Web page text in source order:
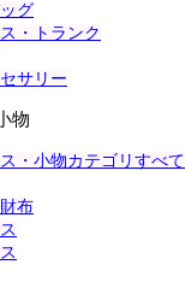
グ
・トランク
サリー
物
・小物カテゴリすべて
布